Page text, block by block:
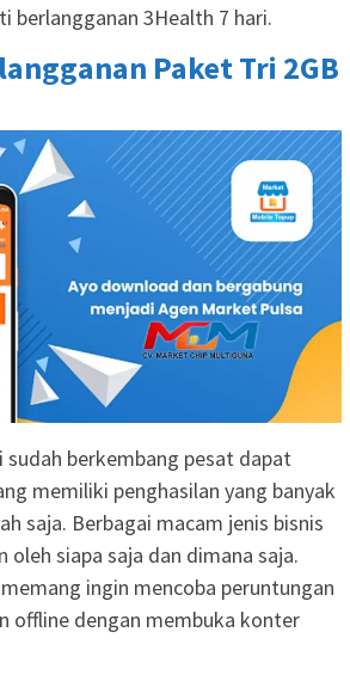
berlangganan 3Health 7 hari.
Paket Tri 2GB
sudah berkembang pesat dapat
memiliki penghasilan yang banyak
saja. Berbagai macam jenis bisnis
oleh siapa saja dan dimana saja.
ingin mencoba peruntungan
offline dengan membuka konter